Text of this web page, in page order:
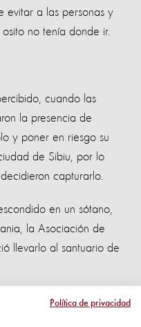
evitar a las personas y
no tenía donde ir.
cuando las
la presencia de
y poner en riesgo su
de Sibiu, por lo
capturarlo.
en un sótano,
la Asociación de
llevarlo al santuario de
Política de privacidad